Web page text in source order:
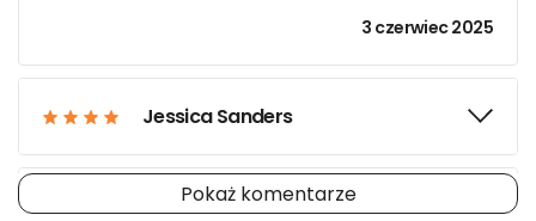
3 czerwiec 2025
Jessica Sanders
Jonas Peterson
Pokaż komentarze